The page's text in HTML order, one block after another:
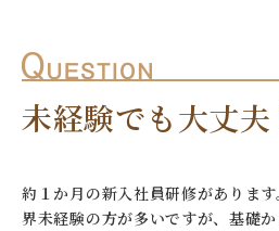
未経験でも大丈夫
約１か月の新入社員研修がありま
界未経験の方が多いですが、基礎